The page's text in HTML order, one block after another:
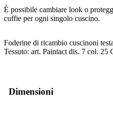
È possibile cambiare look o
cuffie per ogni singolo cuscino.
Foderine di ricambio cuscinoni
Tessuto: art. Paintact dis. 7 col. 25
Dimensioni